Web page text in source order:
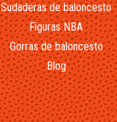
Sudaderas de baloncesto
Figuras NBA
Gorras de baloncesto
Blog